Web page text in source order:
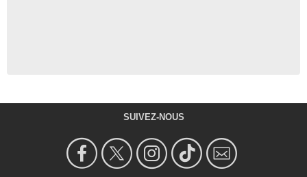
SUIVEZ-NOUS